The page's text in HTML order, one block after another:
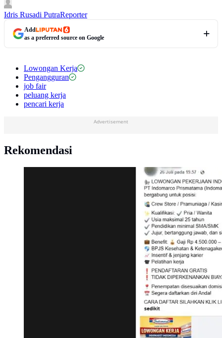
Idris Rusadi PutraReporter
Add
as a preferred source on Google
Lowongan Kerja
Pengangguran
job fair
peluang kerja
pencari kerja
Advertisement
Rekomendasi